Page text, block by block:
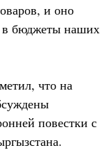
и оно
в бюджеты наших
что на
повестки с